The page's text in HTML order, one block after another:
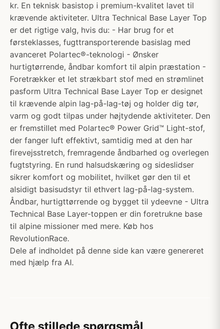
kr. En teknisk basistop i premium-kvalitet lavet til
krævende aktiviteter. Ultra Technical Base Layer Top
er det rigtige valg, hvis du: - Har brug for et
førsteklasses, fugttransporterende basislag med
avanceret Polartec®-teknologi - Ønsker
hurtigtørrende, åndbar komfort til alpin præstation -
Foretrækker et let strækbart stof med en strømlinet
pasform Ultra Technical Base Layer Top er designet
til krævende alpin lag-på-lag-tøj og holder dig tør,
varm og godt tilpas under højtydende aktiviteter. Den
er fremstillet med Polartec® Power Grid™ Light-stof,
der fanger luft effektivt, samtidig med at den har
firevejsstretch, fremragende åndbarhed og overlegen
fugtstyring. En rund halsudskæring og sideslidser
sikrer komfort og mobilitet, hvilket gør den til et
alsidigt basisudstyr til ethvert lag-på-lag-system.
Åndbar, hurtigttørrende og bygget til ydeevne - Ultra
Technical Base Layer-toppen er din foretrukne base
til alpine missioner med mere. Køb hos
RevolutionRace.
Dele af indholdet på denne side kan være genereret
med hjælp fra AI.